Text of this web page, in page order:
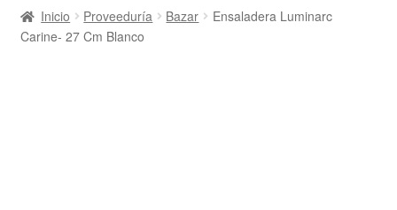
Inicio Proveeduría Bazar
Ensaladera Luminarc
Carine- 27 Cm Blanco